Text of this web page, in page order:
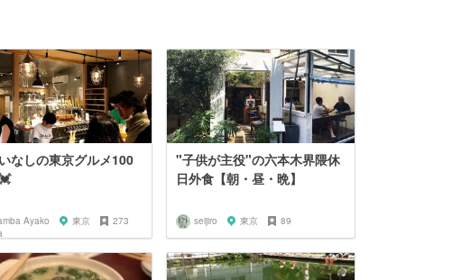
なしの東京グルメ100
Ayako 東京 273
"子供が主役"の六本木界隈休
日外食【朝・昼・晩】
seijiro 東京 89